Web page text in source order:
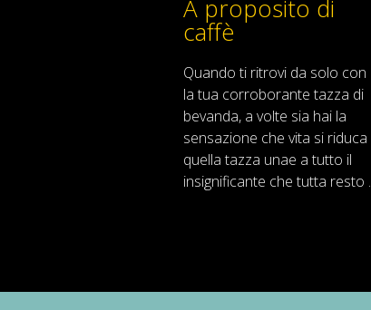
A proposito di
caffè
Quando ti ritrovi da solo con
la tua corroborante tazza di
bevanda, a volte sia hai la
sensazione che vita si riduca
quella tazza unae a tutto il
insignificante che tutta resto .